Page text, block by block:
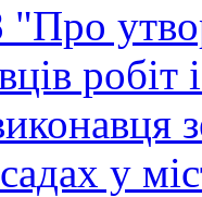
у